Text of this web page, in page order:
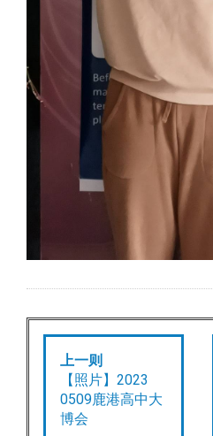
上一则
【照片】2023
0509鹿港高中大
博会